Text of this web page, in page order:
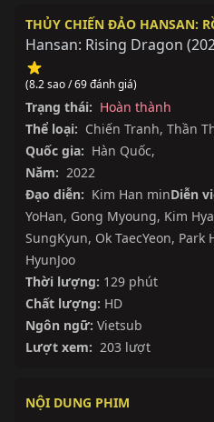
THỦY CHIẾN ĐẢO HANSAN:
Hansan: Rising Dragon (
(8.2 sao / 69 đánh giá)
Trạng thái: Hoàn thành
Thể loại: Chiến Tranh, Thần
Quốc gia: Hàn Quốc,
Năm: 2022
Đạo diễn: Kim Han minDiễn
YoHan, Gong Myoung, Kim
SungKyun, Ok TaecYeon, Park
HyunJoo
Thời lượng: 129 phút
Chất lượng: HD
Ngôn ngữ: Vietsub
Lượt xem: 203 lượt
NỘI DUNG PHIM